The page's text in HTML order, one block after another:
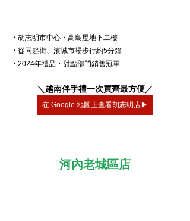
・ 胡志明市中心・高島屋地下二樓
・ 從同起街、濱城市場步行約5分鐘
・ 2024年禮品・甜點部門銷售冠軍
＼越南伴手禮一次買齊最方便／
在 Google 地圖上查看胡志明店▶
河內老城區店